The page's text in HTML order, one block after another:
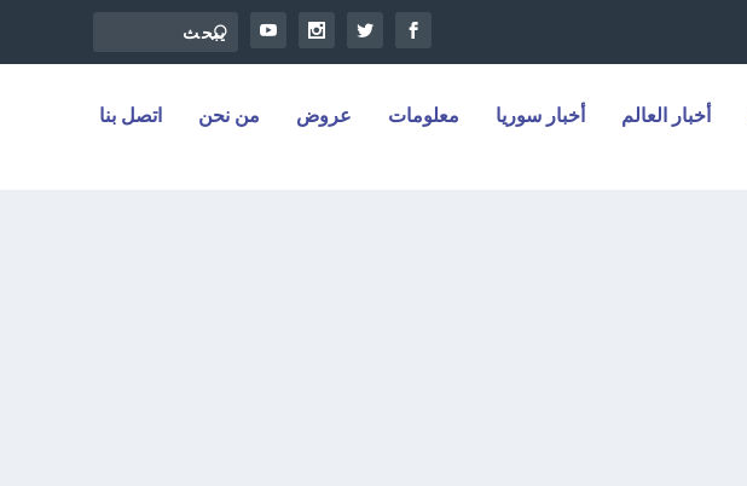
أخبار العالم أخبار سوريا معلومات عروض من نحن اتصل بنا